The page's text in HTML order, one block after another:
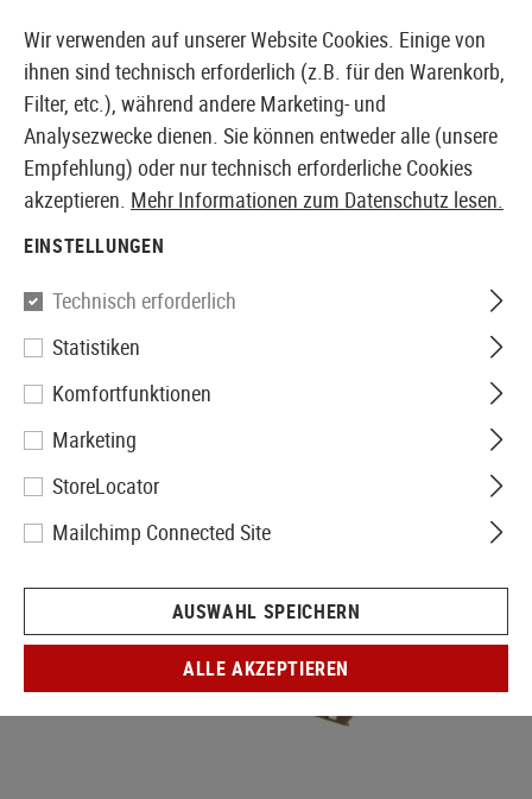
EUROPÄISCHER AIRSOFT SHOP & GROßHÄNDLER
MP
Ladder Rail Cover 18 Slots
Wir verwenden auf unserer Website Cookies. Einige von
ihnen sind technisch erforderlich (z.B. für den Warenkorb,
Filter, etc.), während andere Marketing- und
Analysezwecke dienen. Sie können entweder alle (unsere
Empfehlung) oder nur technisch erforderliche Cookies
akzeptieren. Mehr Informationen zum Datenschutz lesen.
EINSTELLUNGEN
Technisch erforderlich
Statistiken
Komfortfunktionen
Marketing
StoreLocator
Mailchimp Connected Site
AUSWAHL SPEICHERN
ALLE AKZEPTIEREN